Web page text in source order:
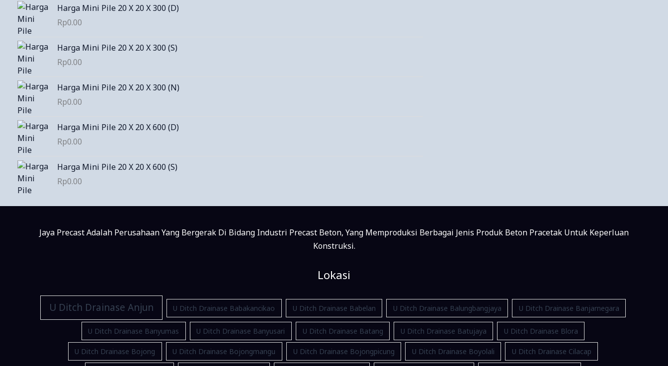
Harga Mini Pile 20 X 20 X 300 (D)
Rp0.00
Harga Mini Pile 20 X 20 X 300 (S)
Rp0.00
Harga Mini Pile 20 X 20 X 300 (N)
Rp0.00
Harga Mini Pile 20 X 20 X 600 (D)
Rp0.00
Harga Mini Pile 20 X 20 X 600 (S)
Rp0.00
Jaya Precast Adalah Perusahaan Yang Bergerak Di Bidang Industri Precast Beton, Yang Memproduksi Berbagai Jenis Produk Beton Pracetak Untuk Keperluan
Konstruksi.
Lokasi
U Ditch Drainase Anjun U Ditch Drainase Babakancikao U Ditch Drainase Babelan U Ditch Drainase Balungbangjaya U Ditch Drainase Banjarnegara
U Ditch Drainase Banyumas U Ditch Drainase Banyusari U Ditch Drainase Batang U Ditch Drainase Batujaya U Ditch Drainase Blora
U Ditch Drainase Bojong U Ditch Drainase Bojongmangu U Ditch Drainase Bojongpicung U Ditch Drainase Boyolali U Ditch Drainase Cilacap